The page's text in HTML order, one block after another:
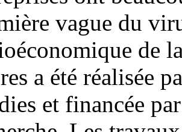
vague du
de
a été réalisée
et financée